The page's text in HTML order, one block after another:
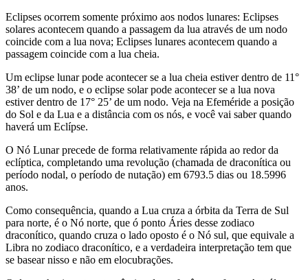
Eclipses ocorrem somente próximo aos nodos lunares: Eclipses
solares acontecem quando a passagem da lua através de um nodo
coincide com a lua nova; Eclipses lunares acontecem quando a
passagem coincide com a lua cheia.
Um eclipse lunar pode acontecer se a lua cheia estiver dentro de 11°
38’ de um nodo, e o eclipse solar pode acontecer se a lua nova
estiver dentro de 17° 25’ de um nodo. Veja na Efeméride a posição
do Sol e da Lua e a distância com os nós, e você vai saber quando
haverá um Eclípse.
O Nó Lunar precede de forma relativamente rápida ao redor da
eclíptica, completando uma revolução (chamada de draconítica ou
período nodal, o período de nutação) em 6793.5 dias ou 18.5996
anos.
Como consequência, quando a Lua cruza a órbita da Terra de Sul
para norte, é o Nó norte, que ó ponto Áries desse zodiaco
draconítico, quando cruza o lado oposto é o Nó sul, que equivale a
Libra no zodiaco draconítico, e a verdadeira interpretação tem que
se basear nisso e não em elocubrações.